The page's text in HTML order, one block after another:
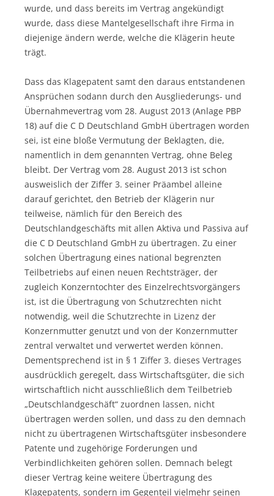
wurde, und dass bereits im Vertrag angekündigt
wurde, dass diese Mantelgesellschaft ihre Firma in
diejenige ändern werde, welche die Klägerin heute
trägt.
Dass das Klagepatent samt den daraus entstandenen
Ansprüchen sodann durch den Ausgliederungs- und
Übernahmevertrag vom 28. August 2013 (Anlage PBP
18) auf die C D Deutschland GmbH übertragen worden
sei, ist eine bloße Vermutung der Beklagten, die,
namentlich in dem genannten Vertrag, ohne Beleg
bleibt. Der Vertrag vom 28. August 2013 ist schon
ausweislich der Ziffer 3. seiner Präambel alleine
darauf gerichtet, den Betrieb der Klägerin nur
teilweise, nämlich für den Bereich des
Deutschlandgeschäfts mit allen Aktiva und Passiva auf
die C D Deutschland GmbH zu übertragen. Zu einer
solchen Übertragung eines national begrenzten
Teilbetriebs auf einen neuen Rechtsträger, der
zugleich Konzerntochter des Einzelrechtsvorgängers
ist, ist die Übertragung von Schutzrechten nicht
notwendig, weil die Schutzrechte in Lizenz der
Konzernmutter genutzt und von der Konzernmutter
zentral verwaltet und verwertet werden können.
Dementsprechend ist in § 1 Ziffer 3. dieses Vertrages
ausdrücklich geregelt, dass Wirtschaftsgüter, die sich
wirtschaftlich nicht ausschließlich dem Teilbetrieb
„Deutschlandgeschäft“ zuordnen lassen, nicht
übertragen werden sollen, und dass zu den demnach
nicht zu übertragenen Wirtschaftsgüter insbesondere
Patente und zugehörige Forderungen und
Verbindlichkeiten gehören sollen. Demnach belegt
dieser Vertrag keine weitere Übertragung des
Klagepatents, sondern im Gegenteil vielmehr seinen